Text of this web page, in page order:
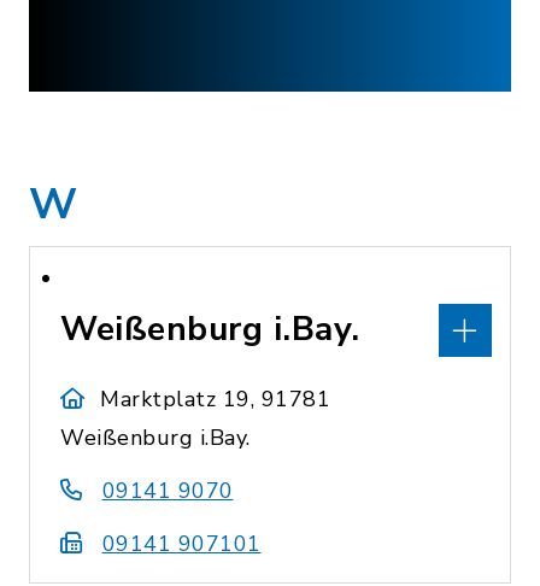
W
Weißenburg i.Bay.
Marktplatz 19, 91781
Weißenburg i.Bay.
09141 9070
09141 907101